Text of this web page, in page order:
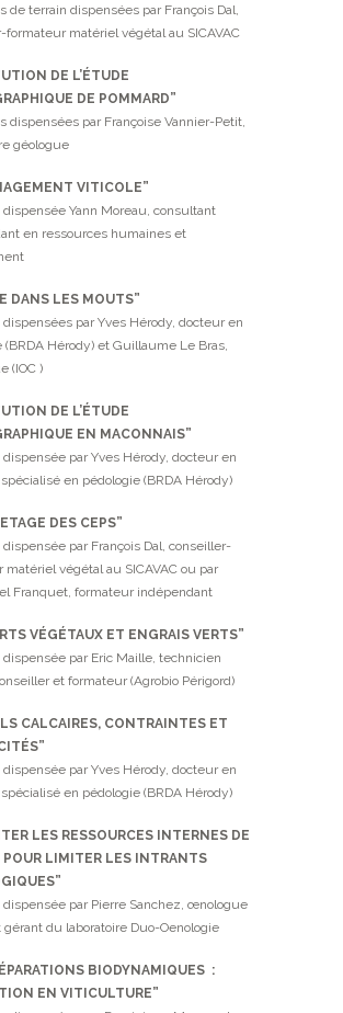
de terrain dispensées par François Dal,
formateur matériel végétal au SICAVAC
DE L’ÉTUDE
DE POMMARD”
dispensées par Françoise Vannier-Petit,
géologue
VITICOLE”
Yann Moreau, consultant
en ressources humaines et
DANS LES MOUTS”
par Yves Hérody, docteur en
(BRDA Hérody) et Guillaume Le Bras,
(IOC )
DE L’ÉTUDE
EN MACONNAIS”
par Yves Hérody, docteur en
en pédologie (BRDA Hérody)
DES CEPS”
par François Dal, conseiller-
matériel végétal au SICAVAC ou par
Franquet, formateur indépendant
VÉGÉTAUX ET ENGRAIS VERTS”
dispensée par Eric Maille, technicien
et formateur (Agrobio Périgord)
CALCAIRES, CONTRAINTES ET
par Yves Hérody, docteur en
en pédologie (BRDA Hérody)
LES RESSOURCES INTERNES DE
POUR LIMITER LES INTRANTS
dispensée par Pierre Sanchez, œnologue
gérant du laboratoire Duo-Oenologie
BIODYNAMIQUES :
EN VITICULTURE”